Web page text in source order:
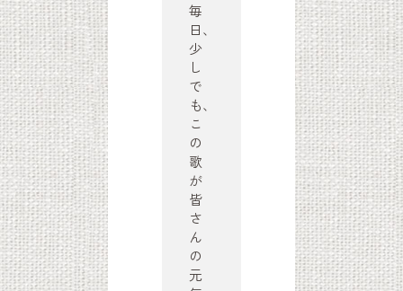
毎
日、
少
し
で
も、
こ
の
歌
が
皆
さ
ん
の
元